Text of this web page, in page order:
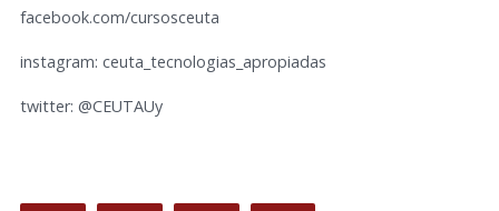
facebook.com/cursosceuta
instagram: ceuta_tecnologias_apropiadas
twitter: @CEUTAUy